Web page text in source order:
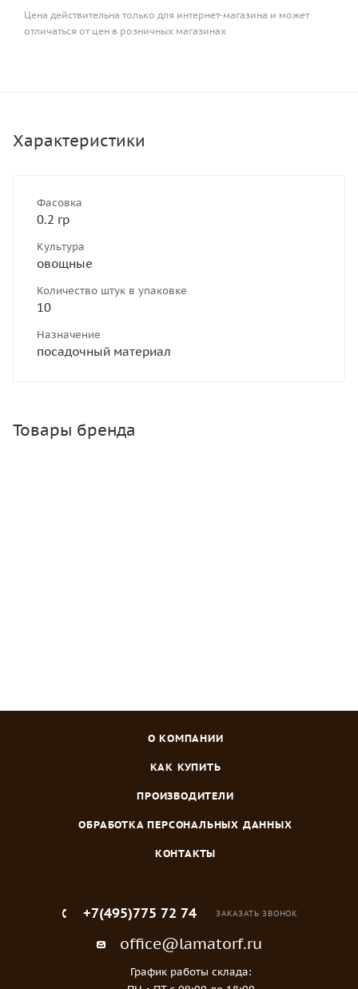
Цена действительна только для интернет-магазина и может
отличаться от цен в розничных магазинах
Характеристики
Фасовка
0.2 гр
Культура
овощные
Количество штук в упаковке
10
Назначение
посадочный материал
Товары бренда
О КОМПАНИИ
КАК КУПИТЬ
ПРОИЗВОДИТЕЛИ
ОБРАБОТКА ПЕРСОНАЛЬНЫХ ДАННЫХ
КОНТАКТЫ
+7(495)775 72 74 ЗАКАЗАТЬ ЗВОНОК
office@lamatorf.ru
График работы склада: